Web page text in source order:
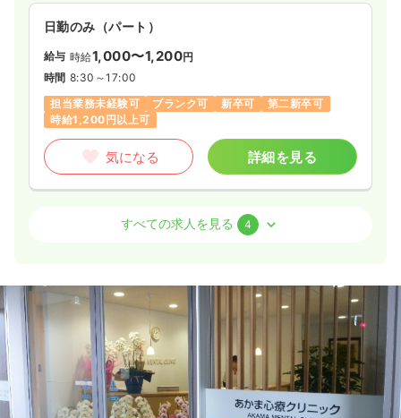
日勤のみ（パート）
給与 時給1,000〜1,200円
時間 8:30～17:00
担当業務未経験可
ブランク可 新卒可
第二新卒可
時給1,200円以上可
気になる 詳細を見る
正・准看護師
給与 22.9 万円〜 賞与43.2万円〜
時間 8:30～17:00（休憩60分）
日祝休み
担当業務未経験可 ブランク可
新卒可
第二新卒可
月給22万円以上可
気になる 詳細を見る
すべての求人を見る 4